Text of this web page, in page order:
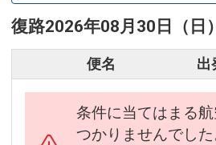
復路2026年08月30日（日）
便名 出
条件に当てはまる
つかりませんでし